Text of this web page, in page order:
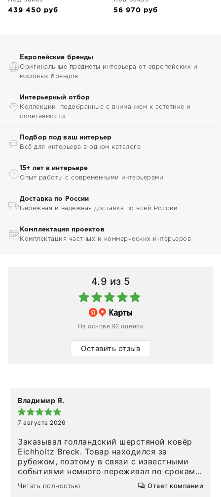
439 450 руб 56 970 руб
Европейские бренды
Оригинальные предметы интерьера от европейских и
мировых брендов
Интерьерный отбор
Коллекции, подобранные с вниманием к эстетике и
сочетаемости
Подбор под ваш интерьер
Всё для интерьера в одном каталоге
15+ лет в интерьере
Опыт работы с современными интерьерами
Доставка по России
Бережная и надежная доставка по всей России
Комплектация проектов
Комплектация частных и коммерческих интерьеров
4.9 из 5
На основе 92 оценок
Оставить отзыв
Владимир Я.
7 августа 2026
Заказывал голландский шерстяной ковёр
Eichholtz Breck. Товар находился за
рубежом, поэтому в связи с известными
событиями немного переживал по срокам.
Но homeadore привезли ровно в
определенное в договоре время, без
Читать полностью Ответ компании